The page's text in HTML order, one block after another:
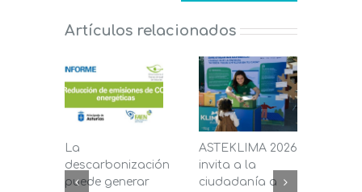
Artículos relacionados
La
descarbonización
puede generar
ASTEKLIMA 2026
invita a la
ciudadanía a